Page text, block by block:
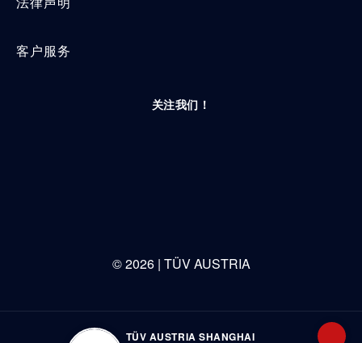
TÜV AUSTRIA SHANGHAI
客户服务
关注我们！
©2026 | TÜV AUSTRIA